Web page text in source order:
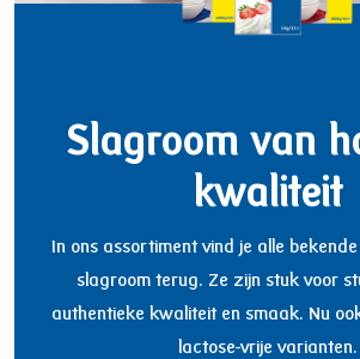
Slagroom van
kwaliteit
In ons assortiment vind je alle
slagroom terug. Ze zijn stuk voor
authentieke kwaliteit en smaak. Nu
lactose-vrije varianten.